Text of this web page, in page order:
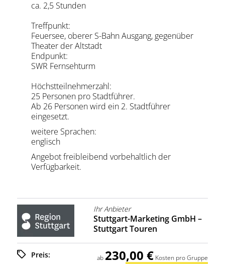
ca. 2,5 Stunden
Treffpunkt:
Feuersee, oberer S-Bahn Ausgang, gegenüber
Theater der Altstadt
Endpunkt:
SWR Fernsehturm
Höchstteilnehmerzahl:
25 Personen pro Stadtführer.
Ab 26 Personen wird ein 2. Stadtführer
eingesetzt.
weitere Sprachen:
englisch
Angebot freibleibend vorbehaltlich der
Verfügbarkeit.
Ihr Anbieter
Stuttgart-Marketing GmbH –
Stuttgart Touren
Preis: ab 230,00 € Kosten pro Gruppe